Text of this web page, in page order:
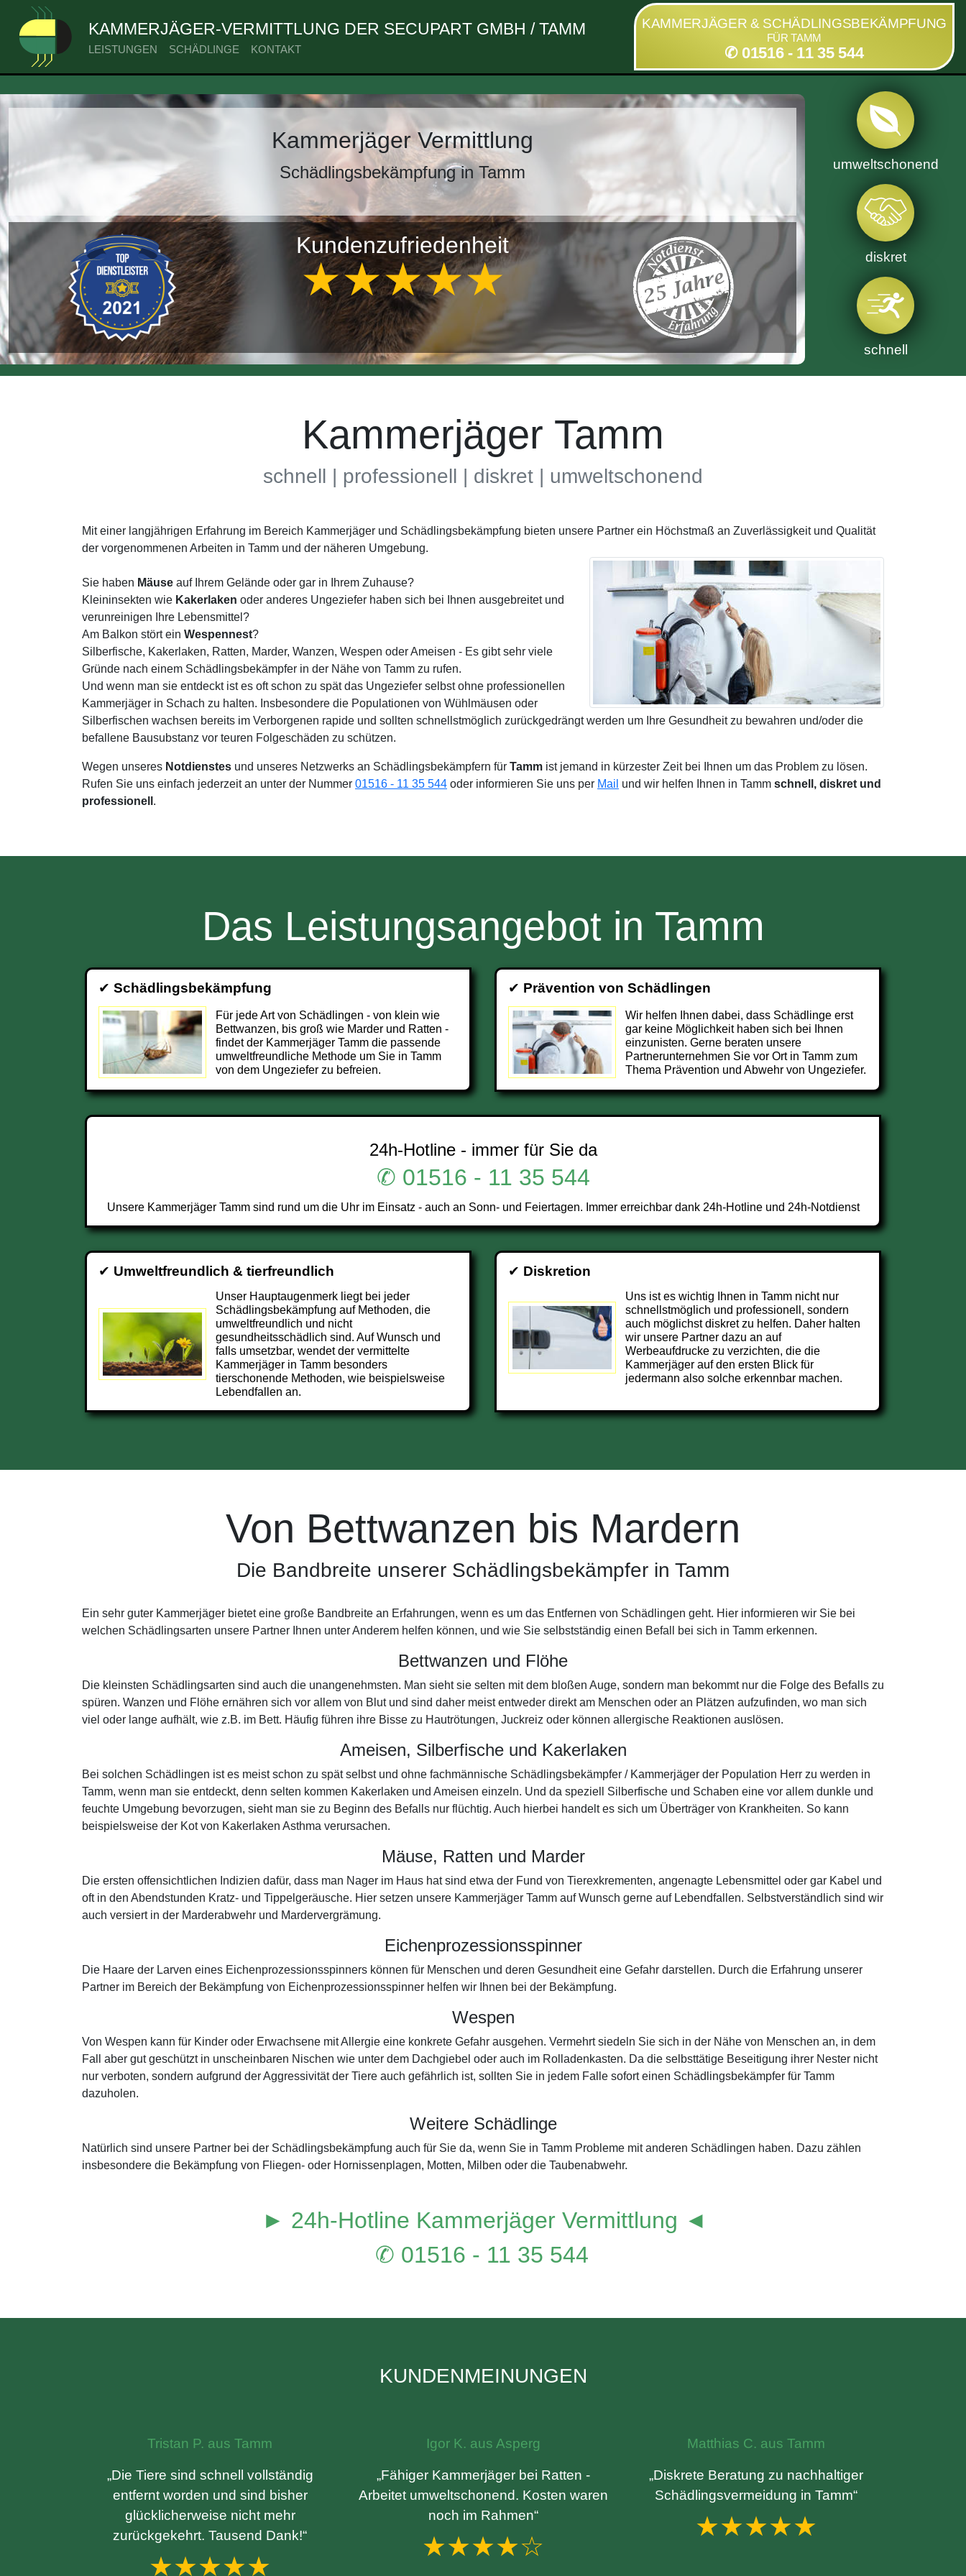
KAMMERJÄGER-VERMITTLUNG DER SECUPART GMBH / TAMM
LEISTUNGEN SCHÄDLINGE KONTAKT
KAMMERJÄGER & SCHÄDLINGSBEKÄMPFUNG
FÜR TAMM
✆ 01516 - 11 35 544
Kammerjäger Vermittlung
Schädlingsbekämpfung in Tamm
Kundenzufriedenheit
★★★★★
umweltschonend
diskret
schnell
Kammerjäger Tamm
schnell | professionell | diskret | umweltschonend
Mit einer langjährigen Erfahrung im Bereich Kammerjäger und Schädlingsbekämpfung bieten unsere Partner ein Höchstmaß an Zuverlässigkeit und Qualität
der vorgenommenen Arbeiten in Tamm und der näheren Umgebung.
Sie haben Mäuse auf Ihrem Gelände oder gar in Ihrem Zuhause?
Kleininsekten wie Kakerlaken oder anderes Ungeziefer haben sich bei Ihnen ausgebreitet und
verunreinigen Ihre Lebensmittel?
Am Balkon stört ein Wespennest?
Silberfische, Kakerlaken, Ratten, Marder, Wanzen, Wespen oder Ameisen - Es gibt sehr viele
Gründe nach einem Schädlingsbekämpfer in der Nähe von Tamm zu rufen.
Und wenn man sie entdeckt ist es oft schon zu spät das Ungeziefer selbst ohne professionellen
Kammerjäger in Schach zu halten. Insbesondere die Populationen von Wühlmäusen oder
Silberfischen wachsen bereits im Verborgenen rapide und sollten schnellstmöglich zurückgedrängt werden um Ihre Gesundheit zu bewahren und/oder die
befallene Bausubstanz vor teuren Folgeschäden zu schützen.
Wegen unseres Notdienstes und unseres Netzwerks an Schädlingsbekämpfern für Tamm ist jemand in kürzester Zeit bei Ihnen um das Problem zu lösen.
Rufen Sie uns einfach jederzeit an unter der Nummer 01516 - 11 35 544 oder informieren Sie uns per Mail und wir helfen Ihnen in Tamm schnell, diskret und
professionell .
Das Leistungsangebot in Tamm
✔ Schädlingsbekämpfung
Für jede Art von Schädlingen - von klein wie
Bettwanzen, bis groß wie Marder und Ratten -
findet der Kammerjäger Tamm die passende
umweltfreundliche Methode um Sie in Tamm
von dem Ungeziefer zu befreien.
✔ Prävention von Schädlingen
Wir helfen Ihnen dabei, dass Schädlinge erst
gar keine Möglichkeit haben sich bei Ihnen
einzunisten. Gerne beraten unsere
Partnerunternehmen Sie vor Ort in Tamm zum
Thema Prävention und Abwehr von Ungeziefer.
24h-Hotline - immer für Sie da
✆ 01516 - 11 35 544
Unsere Kammerjäger Tamm sind rund um die Uhr im Einsatz - auch an Sonn- und Feiertagen. Immer erreichbar dank 24h-Hotline und 24h-Notdienst
✔ Umweltfreundlich & tierfreundlich
Unser Hauptaugenmerk liegt bei jeder
Schädlingsbekämpfung auf Methoden, die
umweltfreundlich und nicht
gesundheitsschädlich sind. Auf Wunsch und
falls umsetzbar, wendet der vermittelte
Kammerjäger in Tamm besonders
tierschonende Methoden, wie beispielsweise
Lebendfallen an.
✔ Diskretion
Uns ist es wichtig Ihnen in Tamm nicht nur
schnellstmöglich und professionell, sondern
auch möglichst diskret zu helfen. Daher halten
wir unsere Partner dazu an auf
Werbeaufdrucke zu verzichten, die die
Kammerjäger auf den ersten Blick für
jedermann also solche erkennbar machen.
Von Bettwanzen bis Mardern
Die Bandbreite unserer Schädlingsbekämpfer in Tamm
Ein sehr guter Kammerjäger bietet eine große Bandbreite an Erfahrungen, wenn es um das Entfernen von Schädlingen geht. Hier informieren wir Sie bei
welchen Schädlingsarten unsere Partner Ihnen unter Anderem helfen können, und wie Sie selbstständig einen Befall bei sich in Tamm erkennen.
Bettwanzen und Flöhe
Die kleinsten Schädlingsarten sind auch die unangenehmsten. Man sieht sie selten mit dem bloßen Auge, sondern man bekommt nur die Folge des Befalls zu
spüren. Wanzen und Flöhe ernähren sich vor allem von Blut und sind daher meist entweder direkt am Menschen oder an Plätzen aufzufinden, wo man sich
viel oder lange aufhält, wie z.B. im Bett. Häufig führen ihre Bisse zu Hautrötungen, Juckreiz oder können allergische Reaktionen auslösen.
Ameisen, Silberfische und Kakerlaken
Bei solchen Schädlingen ist es meist schon zu spät selbst und ohne fachmännische Schädlingsbekämpfer / Kammerjäger der Population Herr zu werden in
Tamm, wenn man sie entdeckt, denn selten kommen Kakerlaken und Ameisen einzeln. Und da speziell Silberfische und Schaben eine vor allem dunkle und
feuchte Umgebung bevorzugen, sieht man sie zu Beginn des Befalls nur flüchtig. Auch hierbei handelt es sich um Überträger von Krankheiten. So kann
beispielsweise der Kot von Kakerlaken Asthma verursachen.
Mäuse, Ratten und Marder
Die ersten offensichtlichen Indizien dafür, dass man Nager im Haus hat sind etwa der Fund von Tierexkrementen, angenagte Lebensmittel oder gar Kabel und
oft in den Abendstunden Kratz- und Tippelgeräusche. Hier setzen unsere Kammerjäger Tamm auf Wunsch gerne auf Lebendfallen. Selbstverständlich sind wir
auch versiert in der Marderabwehr und Mardervergrämung.
Eichenprozessionsspinner
Die Haare der Larven eines Eichenprozessionsspinners können für Menschen und deren Gesundheit eine Gefahr darstellen. Durch die Erfahrung unserer
Partner im Bereich der Bekämpfung von Eichenprozessionsspinner helfen wir Ihnen bei der Bekämpfung.
Wespen
Von Wespen kann für Kinder oder Erwachsene mit Allergie eine konkrete Gefahr ausgehen. Vermehrt siedeln Sie sich in der Nähe von Menschen an, in dem
Fall aber gut geschützt in unscheinbaren Nischen wie unter dem Dachgiebel oder auch im Rolladenkasten. Da die selbsttätige Beseitigung ihrer Nester nicht
nur verboten, sondern aufgrund der Aggressivität der Tiere auch gefährlich ist, sollten Sie in jedem Falle sofort einen Schädlingsbekämpfer für Tamm
dazuholen.
Weitere Schädlinge
Natürlich sind unsere Partner bei der Schädlingsbekämpfung auch für Sie da, wenn Sie in Tamm Probleme mit anderen Schädlingen haben. Dazu zählen
insbesondere die Bekämpfung von Fliegen- oder Hornissenplagen, Motten, Milben oder die Taubenabwehr.
► 24h-Hotline Kammerjäger Vermittlung ◄
✆ 01516 - 11 35 544
KUNDENMEINUNGEN
Tristan P. aus Tamm
„Die Tiere sind schnell vollständig
entfernt worden und sind bisher
glücklicherweise nicht mehr
zurückgekehrt. Tausend Dank!“
★★★★★
Igor K. aus Asperg
„Fähiger Kammerjäger bei Ratten -
Arbeitet umweltschonend. Kosten waren
noch im Rahmen“
★★★★☆
Matthias C. aus Tamm
„Diskrete Beratung zu nachhaltiger
Schädlingsvermeidung in Tamm“
★★★★★